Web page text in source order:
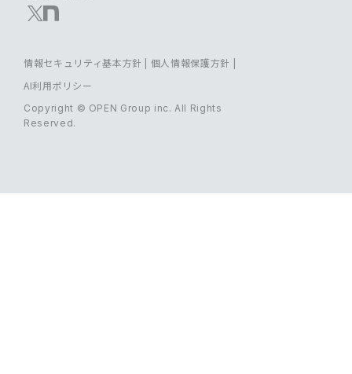
Copyright © OPEN Group inc. All Rights
Reserved.
情報セキュリティ基本方針 | 個人情報保護方針 |
AI利用ポリシー